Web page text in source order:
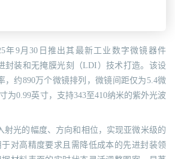
年9月30日推出其最新工业数字微镜器件
封装和无掩膜光刻（LDI）技术打造。该设
，约890万个微镜排列，微镜间距仅为5.4微
为0.99英寸，支持343至410纳米的紫外光波
射光的幅度、方向和相位，实现亚微米级的
对高精度要求且需降低成本的先进封装领